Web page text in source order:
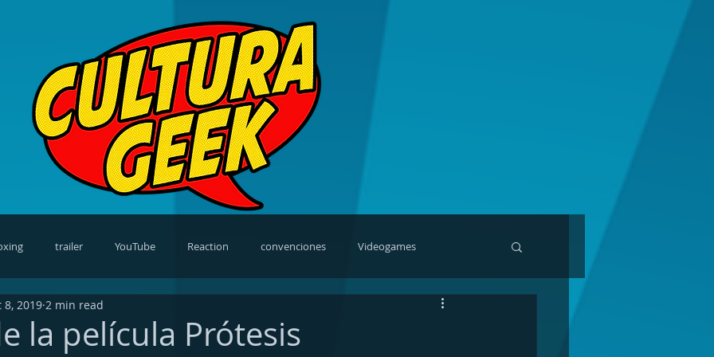
trailer YouTube Reaction convenciones Videogames
video games
la película Prótesis
8, 2019 2 min read